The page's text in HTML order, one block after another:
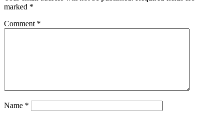
marked *
Comment *
Name *